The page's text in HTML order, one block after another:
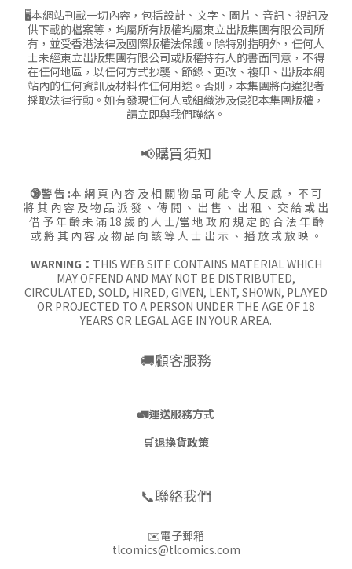
🖥本網站刊載一切內容，包括設計、文字、圖片、音訊、視訊及
供下載的檔案等，均屬所有版權均屬東立出版集團有限公司所
有，並受香港法律及國際版權法保護。除特別指明外，任何人
士未經東立出版集團有限公司或版權持有人的書面同意，不得
在任何地區，以任何方式抄襲、節錄、更改、複印、出版本網
站內的任何資訊及材料作任何用途。否則，本集團將向違犯者
採取法律行動。如有發現任何人或組織涉及侵犯本集團版權，
請立即與我們聯絡。
📢購買須知
🔞警 告 :本 網 頁 內 容 及 相 關 物 品 可 能 令 人 反 感 ， 不 可
將 其 內 容 及 物 品 派 發 、 傳 閱 、 出 售 、 出 租 、 交 給 或 出
借 予 年 齡 未 滿 18 歲 的 人 士/當 地 政 府 規 定 的 合 法 年 齡
或 將 其 內 容 及 物 品 向 該 等 人 士 出 示 、 播 放 或 放 映 。
WARNING： THIS WEB SITE CONTAINS MATERIAL WHICH
MAY OFFEND AND MAY NOT BE DISTRIBUTED,
CIRCULATED, SOLD, HIRED, GIVEN, LENT, SHOWN, PLAYED
OR PROJECTED TO A PERSON UNDER THE AGE OF 18
YEARS OR LEGAL AGE IN YOUR AREA.
🚚顧客服務
🚛運送服務方式
🛒退換貨政策
📞聯絡我們
✉️電子郵箱
tlcomics@tlcomics.com